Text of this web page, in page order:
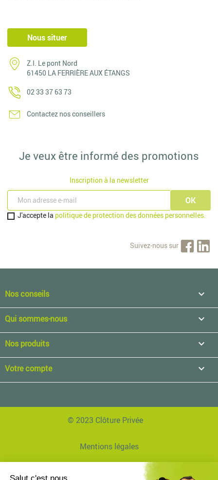
Nous situer
Z.I. Le pont Nord
61450 LA FERRIÈRE AUX ÉTANGS
02 33 37 63 73
Contactez nos conseillers
Je veux être informé des promotions
Inscription à la newsletter
J'accepte la politique de protection des données personnelles.
Suivez-nous sur
Nos conseils 
Qui sommes-nous 
Nos produits 
Votre compte 
© 2023 Clôture Privée
Mentions légales
Données personnelles